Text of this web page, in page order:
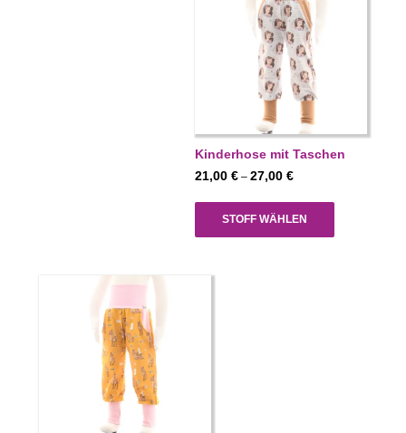
Kinderhose mit Taschen
21,00€ –27,00€Preisspanne:
27,00 €
STOFF WÄHLEN